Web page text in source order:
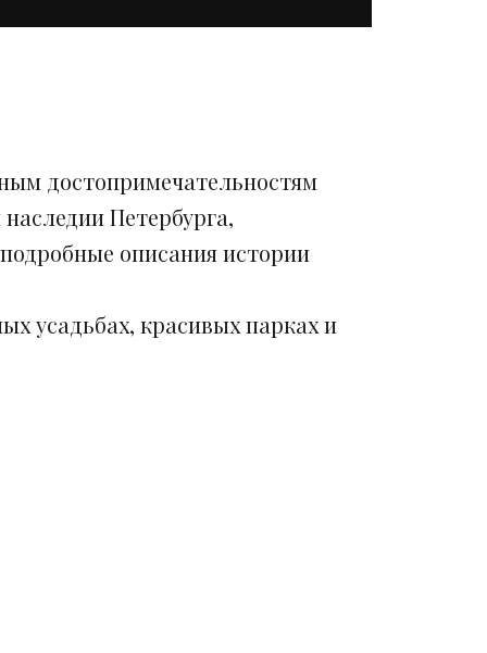
достопримечательностям
Петербурга,
описания истории
усадьбах, красивых парках и